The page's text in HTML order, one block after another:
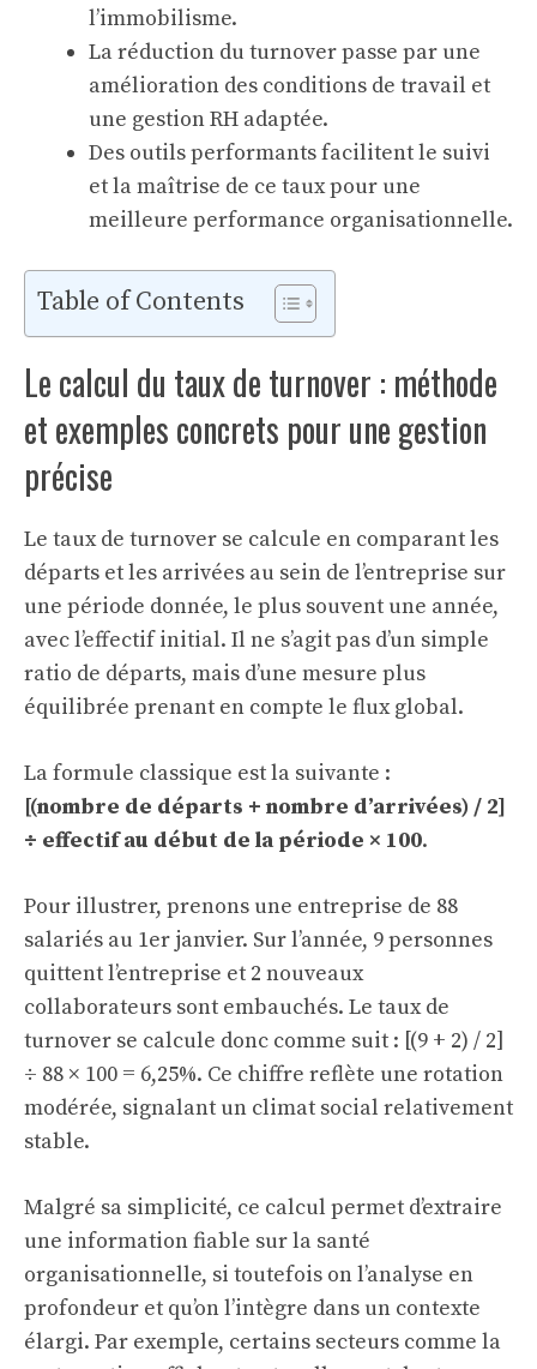
l’immobilisme.
La réduction du turnover passe par une
amélioration des conditions de travail et
une gestion RH adaptée.
Des outils performants facilitent le suivi
et la maîtrise de ce taux pour une
meilleure performance organisationnelle.
Table of Contents
Le calcul du taux de turnover : méthode
et exemples concrets pour une gestion
précise
Le taux de turnover se calcule en comparant les
départs et les arrivées au sein de l’entreprise sur
une période donnée, le plus souvent une année,
avec l’effectif initial. Il ne s’agit pas d’un simple
ratio de départs, mais d’une mesure plus
équilibrée prenant en compte le flux global.
La formule classique est la suivante :
[(nombre de départs + nombre d’arrivées) / 2]
÷ effectif au début de la période × 100.
Pour illustrer, prenons une entreprise de 88
salariés au 1er janvier. Sur l’année, 9 personnes
quittent l’entreprise et 2 nouveaux
collaborateurs sont embauchés. Le taux de
turnover se calcule donc comme suit : [(9 + 2) / 2]
÷ 88 × 100 = 6,25%. Ce chiffre reflète une rotation
modérée, signalant un climat social relativement
stable.
Malgré sa simplicité, ce calcul permet d’extraire
une information fiable sur la santé
organisationnelle, si toutefois on l’analyse en
profondeur et qu’on l’intègre dans un contexte
élargi. Par exemple, certains secteurs comme la